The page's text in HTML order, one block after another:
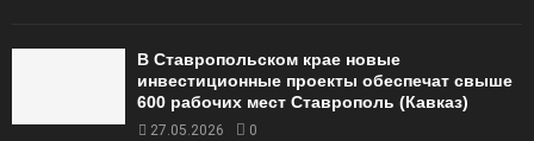
В Ставропольском крае новые
инвестиционные проекты обеспечат свыше
600 рабочих мест Ставрополь (Кавказ)
27.05.2026 0